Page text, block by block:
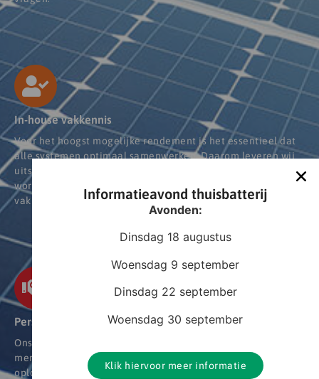
In-house vakkennis
Voor het hoogst mogelijke rendement is het essentieel dat
alle systemen optimaal samenwerken. Daarom leveren wij
uitsluitend hoogwaardige, gecertificeerde producten die
worden geïnstalleerd door onze gespecialiseerde
vakmensen.
Persoonlijk
Ons team is hecht en vertrouwen staat bij ons centraal. Dit
merk je in alles wat we doen: van het vinden van de beste
oplossing voor jouw casus, tot aan de service naderhand.
Informatieavond thuisbatterij
Avonden:
Dinsdag 18 augustus
Woensdag 9 september
Dinsdag 22 september
Woensdag 30 september
Klik hiervoor meer informatie